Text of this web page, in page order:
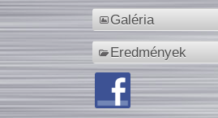
Galéria
Eredmények